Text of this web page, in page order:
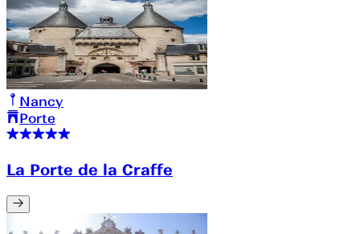
Nancy
Porte
La Porte de la Craffe